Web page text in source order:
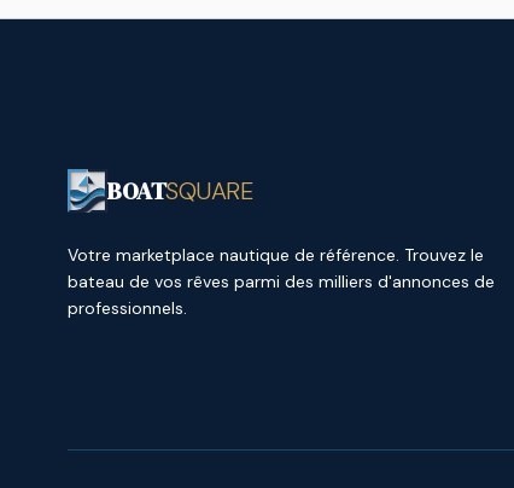
BOATSQUARE
Votre marketplace nautique de référence. Trouvez le
bateau de vos rêves parmi des milliers d'annonces de
professionnels.